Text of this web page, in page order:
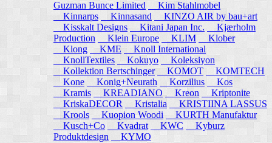
Guzman Bunce Limited
Kim Stahlmobel
Kinnarps
Kinnasand
KINZO AIR by bau+art
Kisskalt Designs
Kitani Japan Inc.
Kjærholm
Production
Klein Europe KLIM
Klober
Klong
KME
Knoll International
KnollTextiles
Kokuyo
Koleksiyon
Kollektion Bertschinger KOMOT
KOMTECH
Kone
Konig+Neurath Korzilius
Kos
Kramis
KREADIANO Kreon
Kriptonite
KriskaDECOR
Kristalia
KRISTIINA LASSUS
Krools
Kuopion Woodi
KURTH Manufaktur
Kusch+Co
Kvadrat KWC
Kyburz
Produktdesign
KYMO